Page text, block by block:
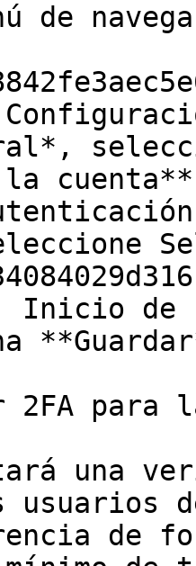
de
la
de
2FA para
una
usuarios
de